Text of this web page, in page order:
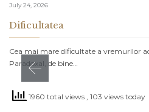
July 24, 2026
Dificultatea
Cea mai mare dificultate a vremurilor
Paradoxal, de bine…
1960 total views , 103 views today